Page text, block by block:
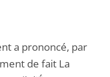
a prononcé, par
de fait La